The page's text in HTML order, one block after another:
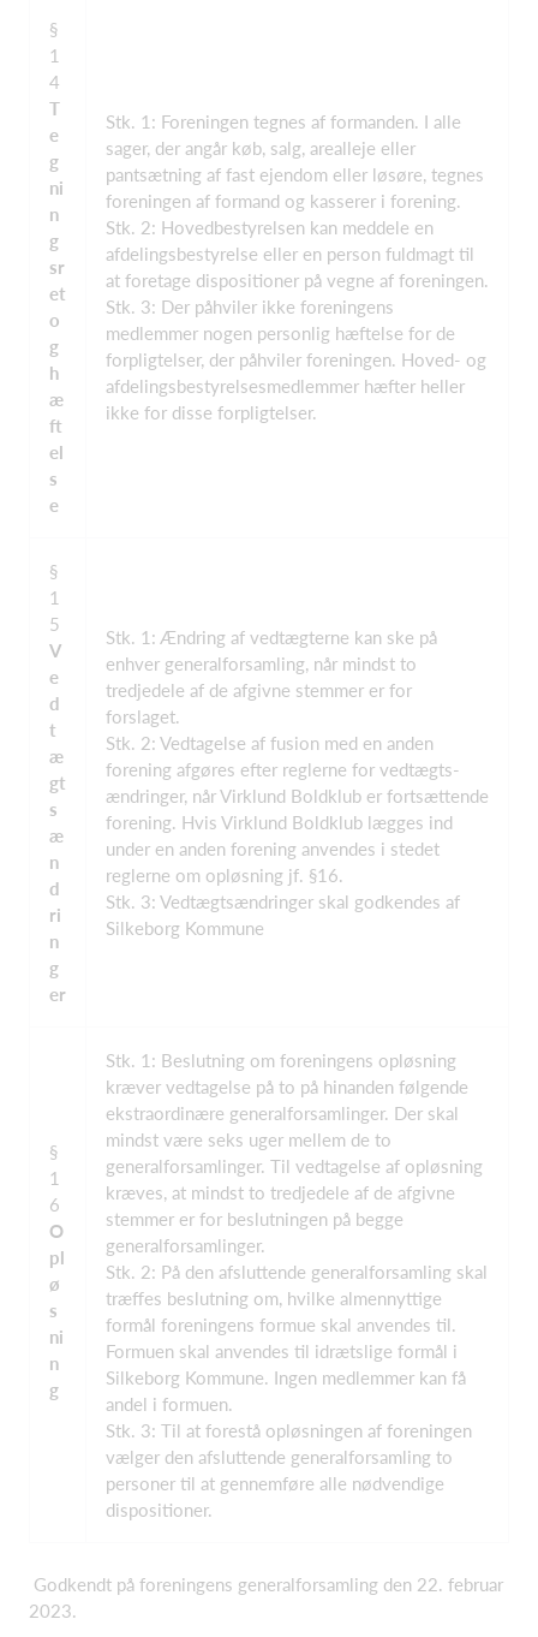
§
1
4
T
e
g
ni
n
g
sr
et
o
g
h
æ
ft
el
s
e
Stk. 1: Foreningen tegnes af formanden. I alle
sager, der angår køb, salg, arealleje eller
pantsætning af fast ejendom eller løsøre, tegnes
foreningen af formand og kasserer i forening.
Stk. 2: Hovedbestyrelsen kan meddele en
afdelingsbestyrelse eller en person fuldmagt til
at foretage dispositioner på vegne af foreningen.
Stk. 3: Der påhviler ikke foreningens
medlemmer nogen personlig hæftelse for de
forpligtelser, der påhviler foreningen. Hoved- og
afdelingsbestyrelsesmedlemmer hæfter heller
ikke for disse forpligtelser.
§
1
5
V
e
d
t
æ
gt
s
æ
n
d
ri
n
g
er
Stk. 1: Ændring af vedtægterne kan ske på
enhver generalforsamling, når mindst to
tredjedele af de afgivne stemmer er for
forslaget.
Stk. 2: Vedtagelse af fusion med en anden
forening afgøres efter reglerne for vedtægts-
ændringer, når Virklund Boldklub er fortsættende
forening. Hvis Virklund Boldklub lægges ind
under en anden forening anvendes i stedet
reglerne om opløsning jf. §16.
Stk. 3: Vedtægtsændringer skal godkendes af
Silkeborg Kommune
§
1
6
O
pl
ø
s
ni
n
g
Stk. 1: Beslutning om foreningens opløsning
kræver vedtagelse på to på hinanden følgende
ekstraordinære generalforsamlinger. Der skal
mindst være seks uger mellem de to
generalforsamlinger. Til vedtagelse af opløsning
kræves, at mindst to tredjedele af de afgivne
stemmer er for beslutningen på begge
generalforsamlinger.
Stk. 2: På den afsluttende generalforsamling skal
træffes beslutning om, hvilke almennyttige
formål foreningens formue skal anvendes til.
Formuen skal anvendes til idrætslige formål i
Silkeborg Kommune. Ingen medlemmer kan få
andel i formuen.
Stk. 3: Til at forestå opløsningen af foreningen
vælger den afsluttende generalforsamling to
personer til at gennemføre alle nødvendige
dispositioner.
Godkendt på foreningens generalforsamling den 22. februar
2023.